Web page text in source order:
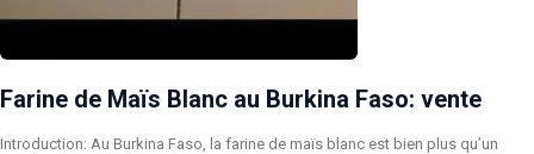
Farine de Maïs Blanc au Burkina Faso: vente
Introduction: Au Burkina Faso, la farine de maïs blanc est bien plus qu’un